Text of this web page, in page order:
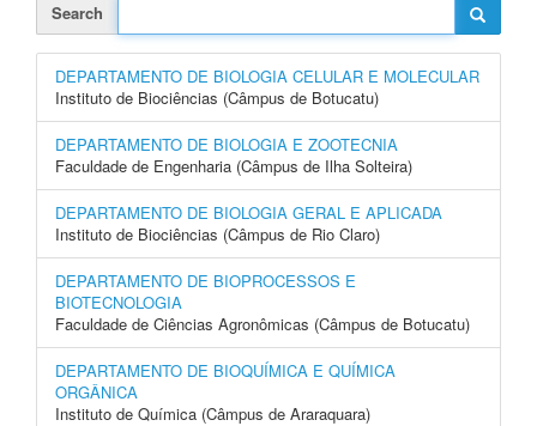
Search
DEPARTAMENTO DE BIOLOGIA CELULAR E MOLECULAR
Instituto de Biociências (Câmpus de Botucatu)
DEPARTAMENTO DE BIOLOGIA E ZOOTECNIA
Faculdade de Engenharia (Câmpus de Ilha Solteira)
DEPARTAMENTO DE BIOLOGIA GERAL E APLICADA
Instituto de Biociências (Câmpus de Rio Claro)
DEPARTAMENTO DE BIOPROCESSOS E
BIOTECNOLOGIA
Faculdade de Ciências Agronômicas (Câmpus de Botucatu)
DEPARTAMENTO DE BIOQUÍMICA E QUÍMICA
ORGÂNICA
Instituto de Química (Câmpus de Araraquara)